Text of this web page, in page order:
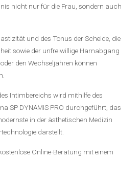
nicht nur für die Frau, sondern auch
und des Tonus der Scheide, die
sowie der unfreiwillige Harnabgang
den Wechseljahren können
Intimbereichs wird mithilfe des
SP DYNAMIS PRO durchgeführt, das
in der ästhetischen Medizin
darstellt.
Online-Beratung mit einem